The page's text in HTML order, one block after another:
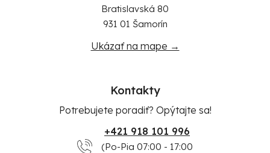
Bratislavská 80
931 01 Šamorín
Ukázať na mape →
Kontakty
Potrebujete poradiť? Opýtajte sa!
+421 918 101 996
(Po-Pia 07:00 - 17:00